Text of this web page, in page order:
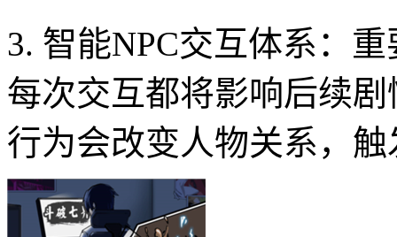
3. 智能NPC交互体系：
每次交互都将影响后续
行为会改变人物关系，